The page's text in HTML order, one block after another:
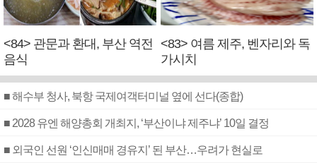
<84> 관문과 환대, 부산 역전
음식
<83> 여름 제주, 벤자리와 독
가시치
■ 해수부 청사, 북항 국제여객터미널 옆에 선다(종합)
■ 2028 유엔 해양총회 개최지, ‘부산이냐 제주냐’ 10일 결정
■ 외국인 선원 ‘인신매매 경유지’ 된 부산…우려가 현실로